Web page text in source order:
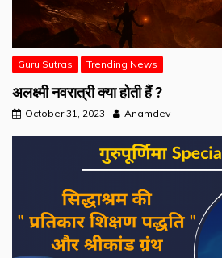
Guru Sutras Trending News
अलक्ष्मी नवरात्री क्या होती हैं ?
October 31, 2023 Anamdev